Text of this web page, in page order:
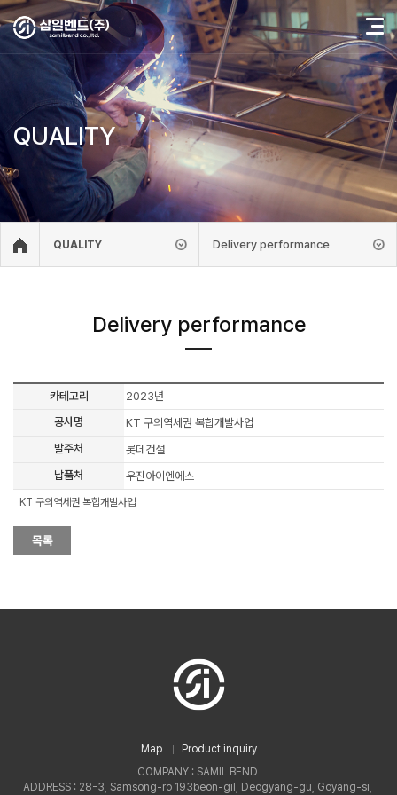
QUALITY
QUALITY Delivery performance
Delivery performance
카테고리
2023년
공사명
KT 구의역세권 복합개발사업
발주처
롯데건설
납품처
우진아이엔에스
KT 구의역세권 복합개발사업
Map
Product inquiry
COMPANY : SAMIL BEND
ADDRESS : 28-3, Samsong-ro 193beon-gil, Deogyang-gu, Goyang-si,